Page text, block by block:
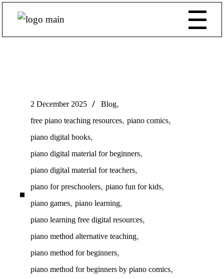
2 December 2025 Blog,
free piano teaching resources,piano comics,
piano digital books,
piano digital material for beginners,
piano digital material for teachers,
piano for preschoolers,piano fun for kids,
piano games,piano learning,
piano learning free digital resources,
piano method alternative teaching,
piano method for beginners,
piano method for beginners by piano comics,